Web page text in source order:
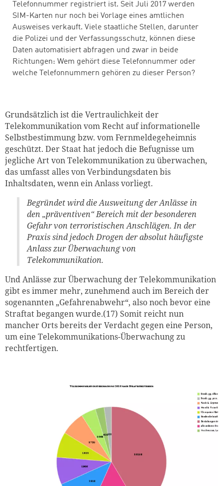
Telefonnummer registriert ist. Seit Juli 2017 werden
SIM-Karten nur noch bei Vorlage eines amtlichen
Ausweises verkauft. Viele staatliche Stellen, darunter
die Polizei und der Verfassungsschutz, können diese
Daten automatisiert abfragen und zwar in beide
Richtungen: Wem gehört diese Telefonnummer oder
welche Telefonnummern gehören zu dieser Person?
Grundsätzlich ist die Vertraulichkeit der
Telekommunikation vom Recht auf informationelle
Selbstbestimmung bzw. vom Fernmeldegeheimnis
geschützt. Der Staat hat jedoch die Befugnisse um
jegliche Art von Telekommunikation zu überwachen,
das umfasst alles von Verbindungsdaten bis
Inhaltsdaten, wenn ein Anlass vorliegt.
Begründet wird die Ausweitung der Anlässe in
den „präventiven“ Bereich mit der besonderen
Gefahr von terroristischen Anschlägen. In der
Praxis sind jedoch Drogen der absolut häufigste
Anlass zur Überwachung von
Telekommunikation.
Und Anlässe zur Überwachung der Telekommunikation
gibt es immer mehr, zunehmend auch im Bereich der
sogenannten „Gefahrenabwehr“, also noch bevor eine
Straftat begangen wurde.(17) Somit reicht nun
mancher Orts bereits der Verdacht gegen eine Person,
um eine Telekommunikations-Überwachung zu
rechtfertigen.